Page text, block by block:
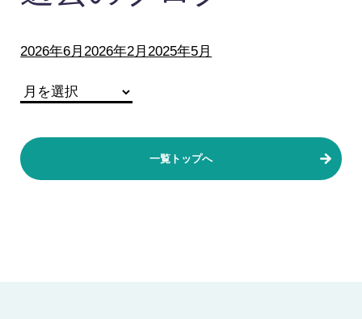
2026年6月2026年2月2025年5月
一覧トップへ